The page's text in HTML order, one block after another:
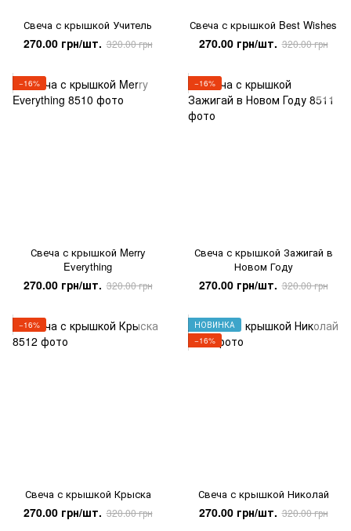
Свеча с крышкой Учитель
270.00 грн/шт. 320.00 грн
Свеча с крышкой Best Wishes
270.00 грн/шт. 320.00 грн
−16%
Свеча с крышкой Merry
Everything
270.00 грн/шт. 320.00 грн
−16%
Свеча с крышкой Зажигай в
Новом Году
270.00 грн/шт. 320.00 грн
−16%
Свеча с крышкой Крыска
270.00 грн/шт. 320.00 грн
НОВИНКА
−16%
Свеча с крышкой Николай
270.00 грн/шт. 320.00 грн